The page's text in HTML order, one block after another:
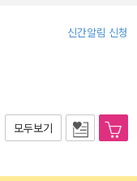
신간알림 신청
모두보기